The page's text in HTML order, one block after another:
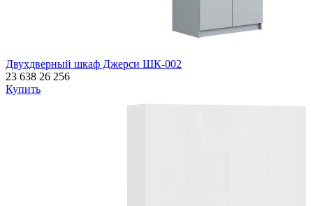
Двухдверный шкаф Джерси ШК-002
23 638 26 256
Купить